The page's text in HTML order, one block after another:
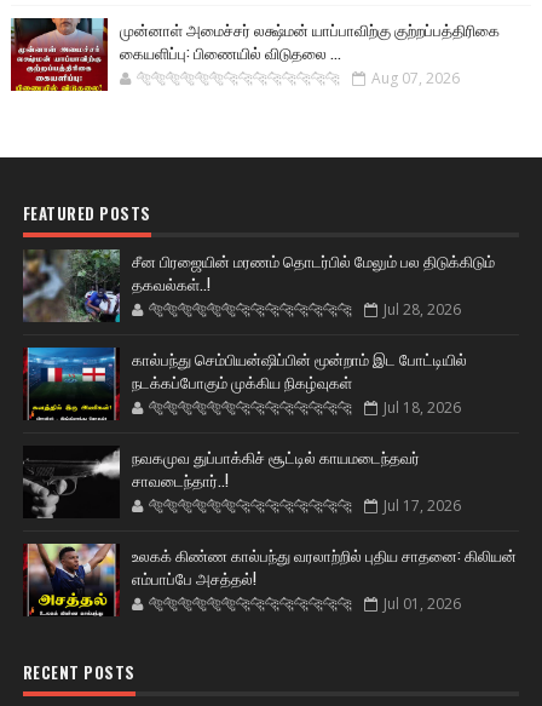
முன்னாள் அமைச்சர் லக்ஷ்மன் யாப்பாவிற்கு குற்றப்பத்திரிகை
கையளிப்பு: பிணையில் விடுதலை ...
🐅🐅🐅🐅🐅🐅🐆🐆🐆🐆🐆🐆🐆🐆 Aug 07, 2026
FEATURED POSTS
சீன பிரஜையின் மரணம் தொடர்பில் மேலும் பல திடுக்கிடும்
தகவல்கள்..!
🐅🐅🐅🐅🐅🐅🐆🐆🐆🐆🐆🐆🐆🐆 Jul 28, 2026
கால்பந்து செம்பியன்ஷிப்பின் மூன்றாம் இட போட்டியில்
நடக்கப்போகும் முக்கிய நிகழ்வுகள்
🐅🐅🐅🐅🐅🐅🐆🐆🐆🐆🐆🐆🐆🐆 Jul 18, 2026
நவகமுவ துப்பாக்கிச் சூட்டில் காயமடைந்தவர்
சாவடைந்தார்..!
🐅🐅🐅🐅🐅🐅🐆🐆🐆🐆🐆🐆🐆🐆 Jul 17, 2026
உலகக் கிண்ண கால்பந்து வரலாற்றில் புதிய சாதனை: கிலியன்
எம்பாப்பே அசத்தல்!
🐅🐅🐅🐅🐅🐅🐆🐆🐆🐆🐆🐆🐆🐆 Jul 01, 2026
RECENT POSTS